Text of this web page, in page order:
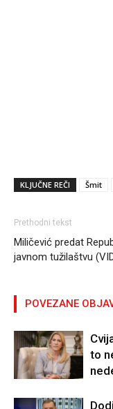
KLJUČNE REČI Šmit
Prethodni tekst
Miličević predat
javnom tužilaštvu
POVEZANE
to